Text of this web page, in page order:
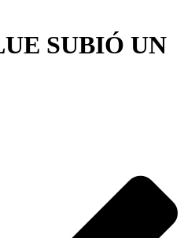
SUBIÓ UN